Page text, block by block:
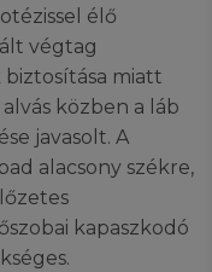
élő
végtag
biztosítása miatt
közben a láb
javasolt. A
alacsony székre,
kapaszkodó